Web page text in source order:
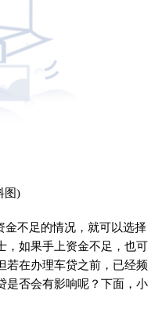
图)
不足的情况，就可以选择
，如果手上资金不足，也可
若在办理车贷之前，已经频
是否会有影响呢？下面，小